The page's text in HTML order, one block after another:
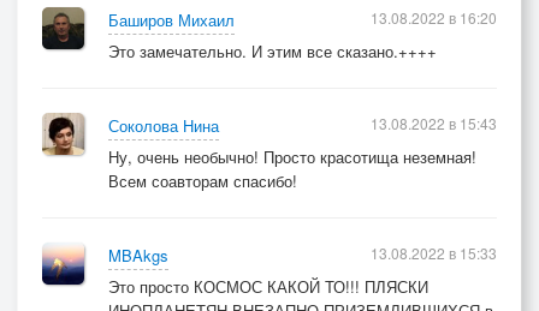
Баширов Михаил
Это замечательно. И этим все сказано.++++
13.08.2022 в 16:20
Соколова Нина
Ну, очень необычно! Просто красотища неземная!
Всем соавторам спасибо!
13.08.2022 в 15:43
MBAkgs
Это просто КОСМОС КАКОЙ ТО!!! ПЛЯСКИ
13.08.2022 в 15:33